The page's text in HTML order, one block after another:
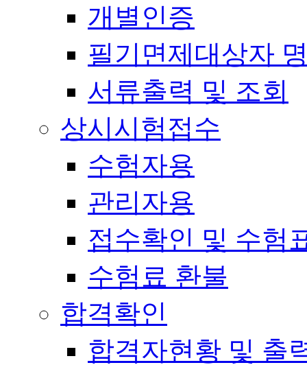
개별인증
필기면제대상자
서류출력 및 조회
상시시험접수
수험자용
관리자용
접수확인 및 수험
수험료 환불
합격확인
합격자현황 및 출